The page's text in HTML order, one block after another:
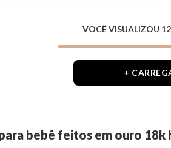
VOCÊ VISUALIZOU
+
bebê feitos em ouro